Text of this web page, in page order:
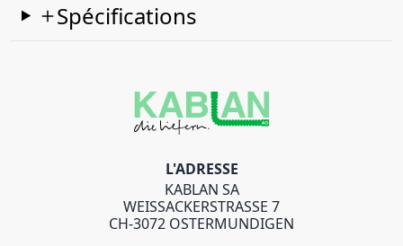
Spécifications
L'ADRESSE
KABLAN SA
WEISSACKERSTRASSE 7
CH-3072 OSTERMUNDIGEN